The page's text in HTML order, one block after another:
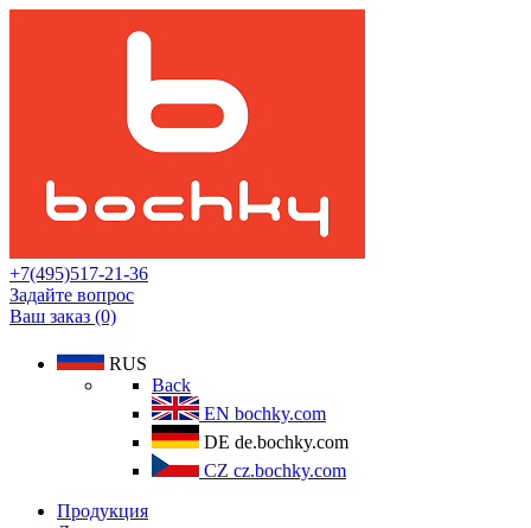
+7(495)517-21-36
Задайте вопрос
Ваш заказ (0)
RUS
Back
EN bochky.com
DE de.bochky.com
CZ cz.bochky.com
Продукция